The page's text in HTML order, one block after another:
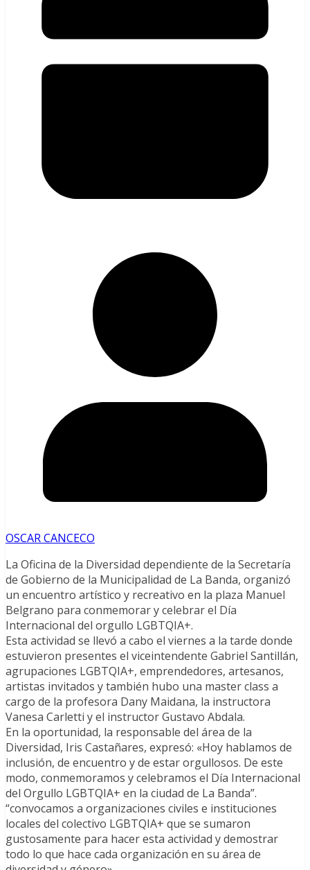
OSCAR CANCECO
La Oficina de la Diversidad dependiente de la Secretaría
de Gobierno de la Municipalidad de La Banda, organizó
un encuentro artístico y recreativo en la plaza Manuel
Belgrano para conmemorar y celebrar el Día
Internacional del orgullo LGBTQIA+.
Esta actividad se llevó a cabo el viernes a la tarde donde
estuvieron presentes el viceintendente Gabriel Santillán,
agrupaciones LGBTQIA+, emprendedores, artesanos,
artistas invitados y también hubo una master class a
cargo de la profesora Dany Maidana, la instructora
Vanesa Carletti y el instructor Gustavo Abdala.
En la oportunidad, la responsable del área de la
Diversidad, Iris Castañares, expresó: «Hoy hablamos de
inclusión, de encuentro y de estar orgullosos. De este
modo, conmemoramos y celebramos el Día Internacional
del Orgullo LGBTQIA+ en la ciudad de La Banda”.
“convocamos a organizaciones civiles e instituciones
locales del colectivo LGBTQIA+ que se sumaron
gustosamente para hacer esta actividad y demostrar
todo lo que hace cada organización en su área de